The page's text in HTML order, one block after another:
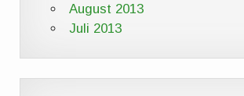
August 2013
Juli 2013